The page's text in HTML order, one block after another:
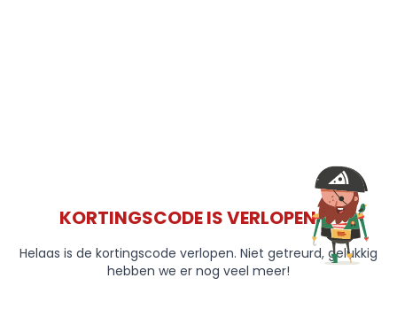
KORTINGSCODE IS VERLOPEN 😞
Helaas is de kortingscode verlopen. Niet getreurd, gelukkig
hebben we er nog veel meer!